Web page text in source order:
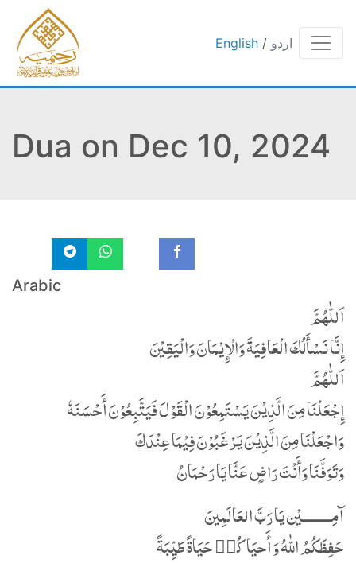
English / اردو
Dua on Dec 10, 2024
Arabic
اَللّٰهُمَّ
إِنَّا نَسْأَلُكَ الْعَافِیَةَ وَالْإِیْمَانَ وَالْیَقِیْنَ
اَللّٰهُمَّ
إِجْعَلْنَا مِنَ الَّذِیْنَ یَسْتَمِعُوْنَ الْقَوْلَ فَیَتَّبِعُوْنَ أَحْسَنَهٗ
وَاجْعَلْنَا مِنَ الَّذِیْنَ یَرْغَبُوْنَ فِیْمَا عِنْدَكَ
وَتَوَفَّنَا وَأَنْتَ رَاضٍ عَنَّا یَا رَحْمَانُ
آمِـــــــــيْن يَا رَبَّ العَالَمِينَ
حَفِظَكُمُ اللّٰهُ وَ أَحيَاكُم٘ حَيَاةً طَيِّبَةً